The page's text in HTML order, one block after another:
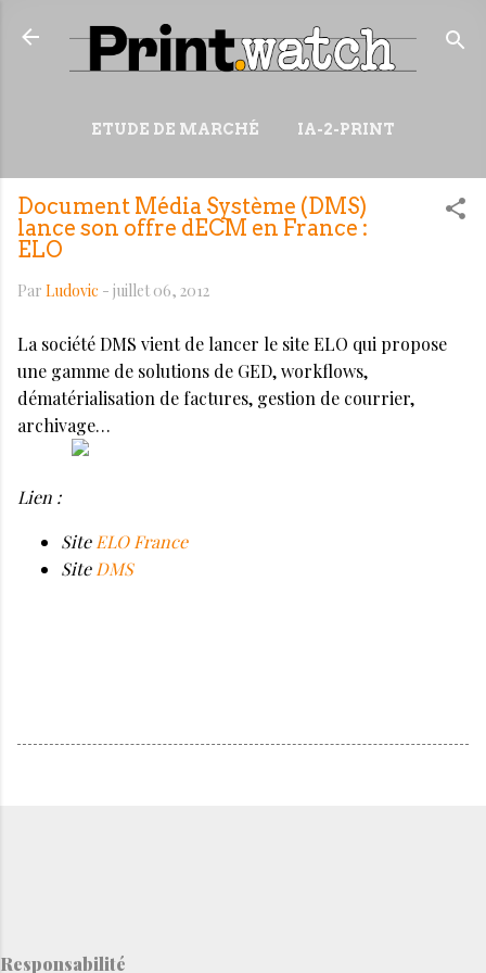
Accéder au contenu principal
ETUDE DE MARCHÉ IA-2-PRINT
PLUS… WIKI
Document Média Système (DMS)
lance son offre dECM en France :
ELO
Par Ludovic - juillet 06, 2012
La société DMS vient de lancer le site ELO qui propose
une gamme de solutions de GED, workflows,
dématérialisation de factures, gestion de courrier,
archivage…
Lien :
SiteELO France
SiteDMS
Responsabilité